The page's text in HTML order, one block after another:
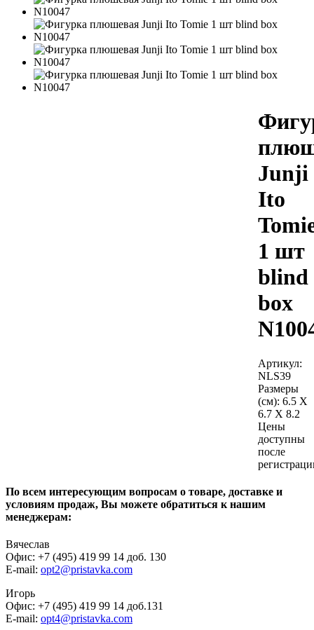
Junji
Ito
1 шт
blind
box
Артикул:
NLS39
Размеры
(см): 6.5 X
6.7 X 8.2
Цены
доступны
после
По всем интересующим вопросам о товаре, доставке и
условиям продаж, Вы можете обратиться к нашим
менеджерам:
Вячеслав
Офис: +7 (495) 419 99 14 доб. 130
E-mail: opt2@pristavka.com
Игорь
Офис: +7 (495) 419 99 14 доб.131
E-mail: opt4@pristavka.com